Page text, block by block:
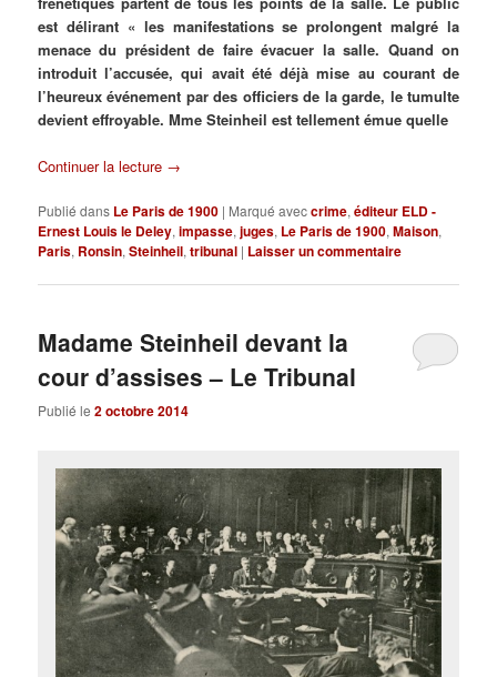
est délirant « les manifestations se prolongent malgré la
menace du président de faire évacuer la salle. Quand on
introduit l’accusée, qui avait été déjà mise au courant de
l’heureux événement par des officiers de la garde, le tumulte
devient effroyable. Mme Steinheil est tellement émue quelle
Continuer la lecture →
Publié dans Le Paris de 1900 | Marqué aveccrime,éditeur ELD -
Ernest Louis le Deley,impasse,juges, Le Paris de 1900,Maison,
Paris, Ronsin,Steinheil,tribunal | Laisser un commentaire
Madame Steinheil devant la
cour d’assises – Le Tribunal
Publié le2 octobre 2014